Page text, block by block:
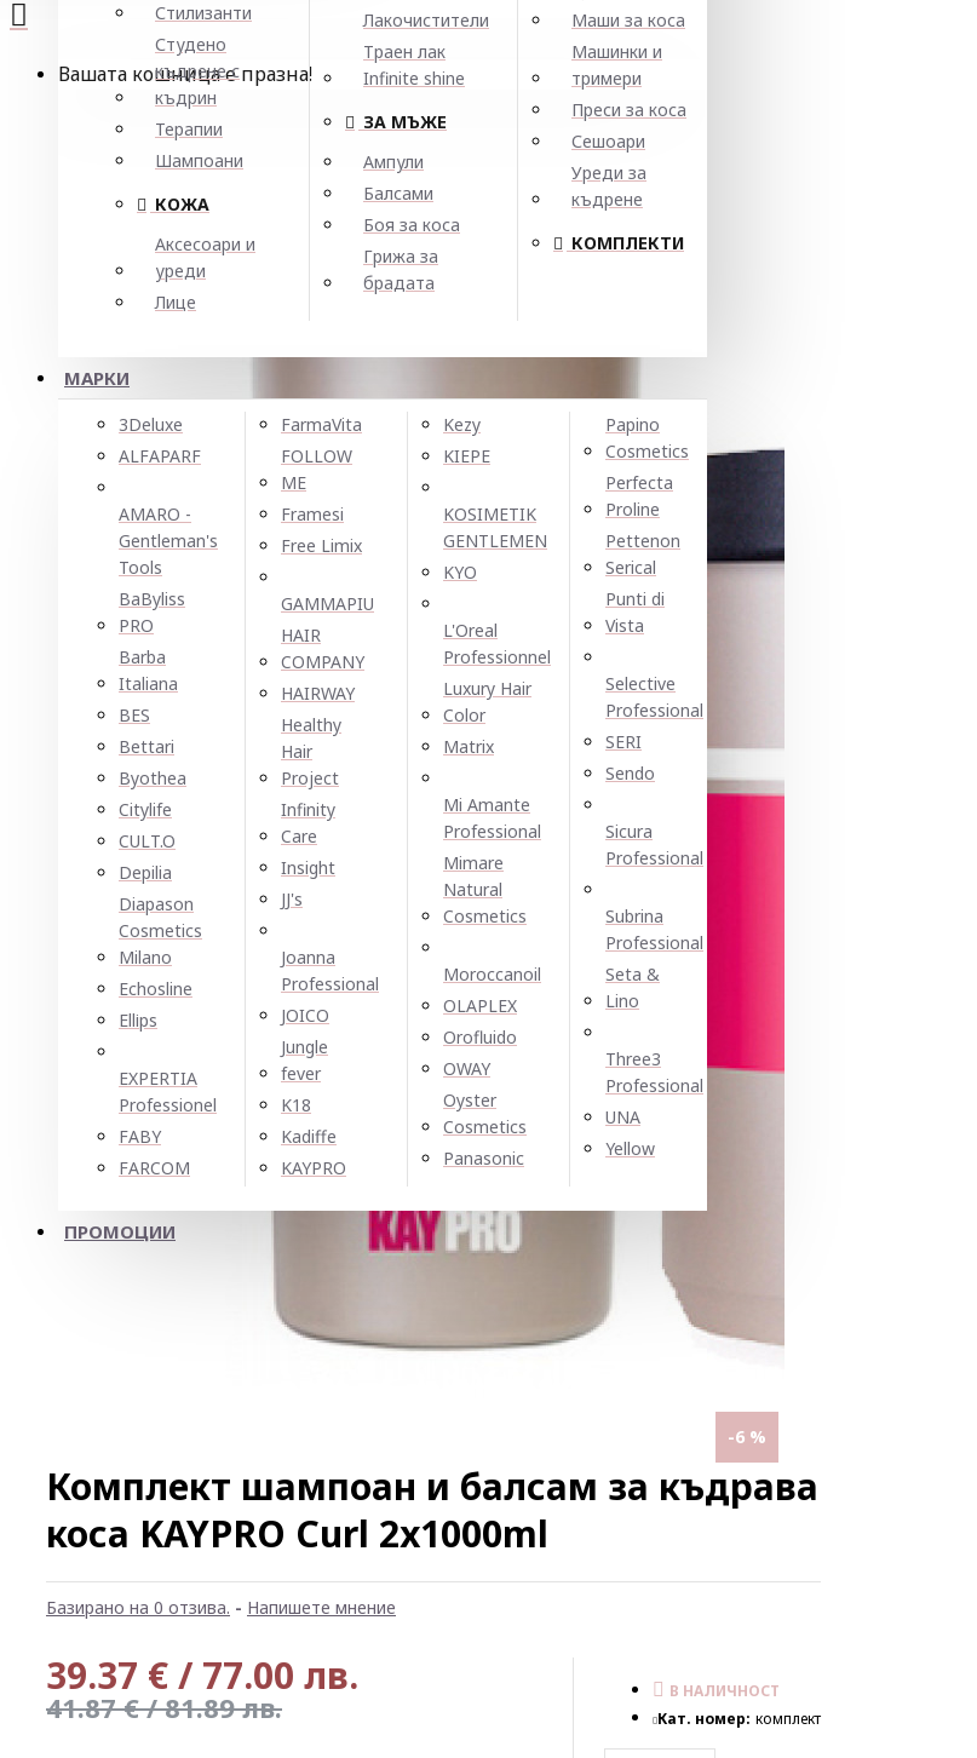
Стилизанти
Студено
къдрене с
къдрин
Терапии
Шампоани
КОЖА
Аксесоари и
уреди
Лице
Лакочистители
Траен лак
Infinite shine
ЗА МЪЖЕ
Ампули
Балсами
Боя за коса
Грижа за
брадата
Маши за коса
Машинки и
тримери
Преси за коса
Сешоари
Уреди за
къдрене
КОМПЛЕКТИ
МАРКИ
3Deluxe
ALFAPARF
AMARO -
Gentleman's
Tools
BaByliss
PRO
Barba
Italiana
BES
Bettari
Byothea
Citylife
CULT.O
Depilia
Diapason
Cosmetics
Milano
Echosline
Ellірѕ
EXPERTIA
Professionel
FABY
FARCOM
FarmaVita
FOLLOW
ME
Framesi
Free Limix
GAMMAPIU
HAIR
COMPANY
HAIRWAY
Healthy
Hair
Project
Infinity
Care
Insight
JJ's
Joanna
Professional
JOICO
Jungle
fever
K18
Kadiffe
KAYPRO
Kezy
KIEPE
KOSIMETIK
GENTLEMEN
KYO
L'Oreal
Professionnel
Luxury Hair
Color
Matrix
Mi Amante
Professional
Mimare
Natural
Cosmetics
Moroccanoil
OLAPLEX
Orofluido
OWAY
Oyster
Cosmetics
Panasonic
Papino
Cosmetics
Perfecta
Proline
Pettenon
Serical
Punti di
Vista
Selective
Professional
SERI
Sendo
Sicura
Professional
Subrina
Professional
Seta &
Lino
Three3
Professional
UNA
Yellow
ПРОМОЦИИ
Вашата кошница е празна!
-6 %
Комплект шампоан и балсам за къдрава
коса KAYPRO Curl 2х1000ml
Базирано на 0 отзива. - Напишете мнение
39.37 € / 77.00 лв.
41.87 € / 81.89 лв.
В НАЛИЧНОСТ
Кат. номер: комплект